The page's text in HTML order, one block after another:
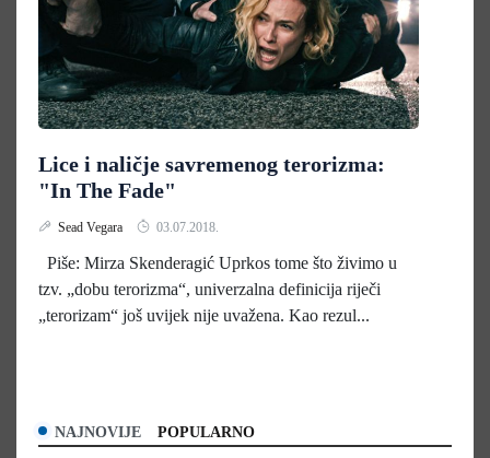
Lice i naličje savremenog terorizma:
"In The Fade"
Sead Vegara 03.07.2018.
Piše: Mirza Skenderagić Uprkos tome što živimo u
tzv. „dobu terorizma“, univerzalna definicija riječi
„terorizam“ još uvijek nije uvažena. Kao rezul...
NAJNOVIJE POPULARNO